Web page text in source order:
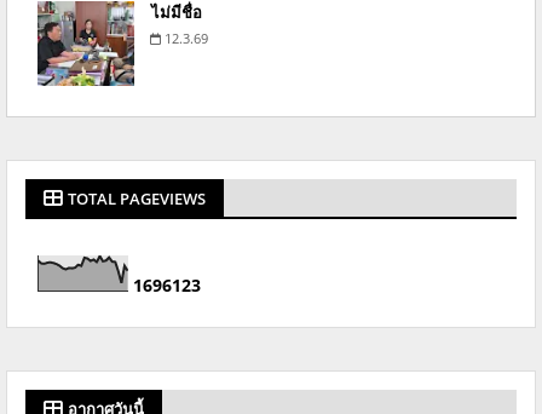
ไม่มีชื่อ
12.3.69
TOTAL PAGEVIEWS
1696123
อากาศวันนี้